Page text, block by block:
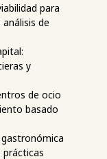
para
de
y
de ocio
basado
prácticas